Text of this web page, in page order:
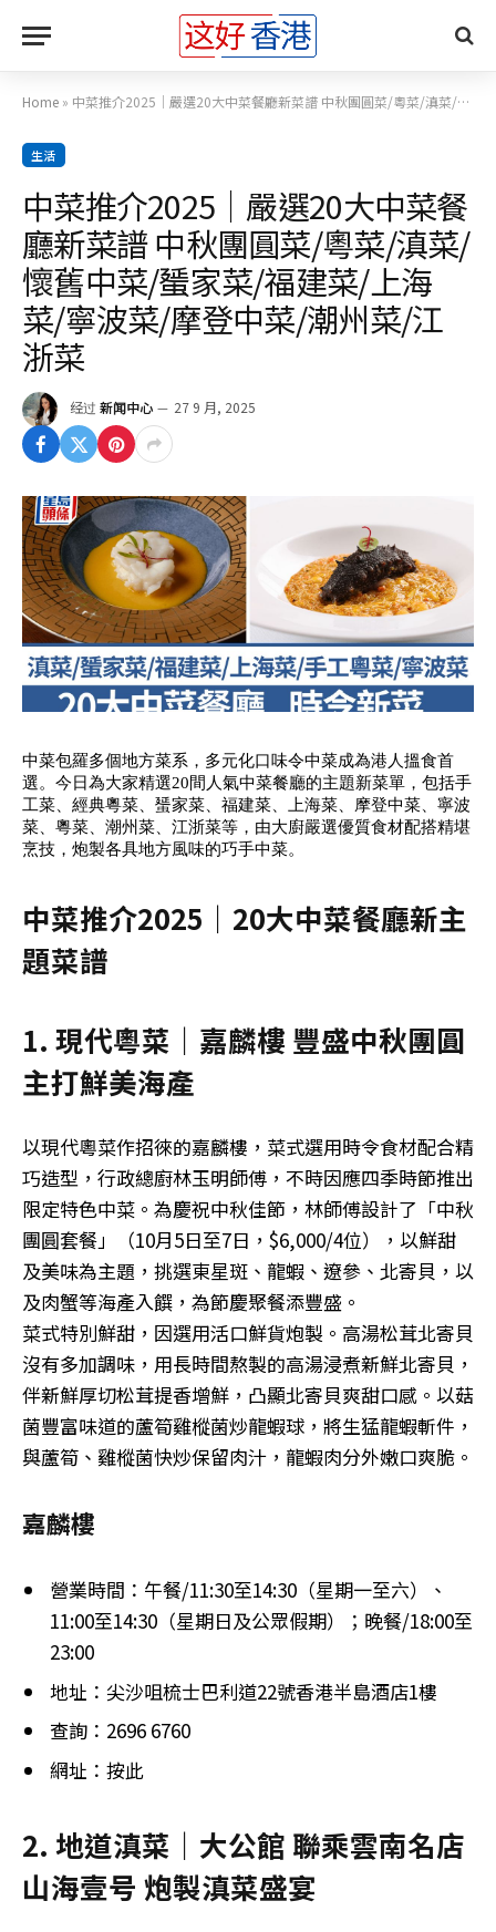
Home » 中菜推介2025｜嚴選20大中菜餐廳新菜譜 中秋團圓菜/粵菜/滇菜/懷舊中菜/蜑家菜/福建菜/上海菜/寧波菜/摩登中菜/潮州菜/江浙菜
生活
中菜推介2025｜嚴選20大中菜餐
廳新菜譜 中秋團圓菜/粵菜/滇菜/
懷舊中菜/蜑家菜/福建菜/上海
菜/寧波菜/摩登中菜/潮州菜/江
浙菜
经过 新闻中心 27 9 月, 2025
中菜包羅多個地方菜系，多元化口味令中菜成為港人搵食首
選。今日為大家精選20間人氣中菜餐廳的主題新菜單，包括手
工菜、經典粵菜、蜑家菜、福建菜、上海菜、摩登中菜、寧波
菜、粵菜、潮州菜、江浙菜等，由大廚嚴選優質食材配搭精堪
烹技，炮製各具地方風味的巧手中菜。
中菜推介2025｜20大中菜餐廳新主
題菜譜
1. 現代粵菜｜嘉麟樓 豐盛中秋團圓
主打鮮美海產
以現代粵菜作招徠的嘉麟樓，菜式選用時令食材配合精
巧造型，行政總廚林玉明師傅，不時因應四季時節推出
限定特色中菜。為慶祝中秋佳節，林師傅設計了「中秋
團圓套餐」（10月5日至7日，$6,000/4位），以鮮甜
及美味為主題，挑選東星斑、龍蝦、遼參、北寄貝，以
及肉蟹等海產入饌，為節慶聚餐添豐盛。
菜式特別鮮甜，因選用活口鮮貨炮製。高湯松茸北寄貝
沒有多加調味，用長時間熬製的高湯浸煮新鮮北寄貝，
伴新鮮厚切松茸提香增鮮，凸顯北寄貝爽甜口感。以菇
菌豐富味道的蘆筍雞樅菌炒龍蝦球，將生猛龍蝦斬件，
與蘆筍、雞樅菌快炒保留肉汁，龍蝦肉分外嫩口爽脆。
嘉麟樓
營業時間：午餐/11:30至14:30（星期一至六）、
11:00至14:30（星期日及公眾假期）；晚餐/18:00至
23:00
地址：尖沙咀梳士巴利道22號香港半島酒店1樓
查詢：2696 6760
網址：按此
2. 地道滇菜｜大公館 聯乘雲南名店
山海壹号 炮製滇菜盛宴